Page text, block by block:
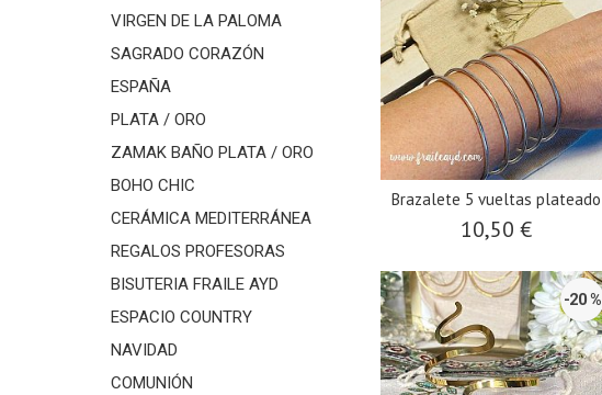
VIRGEN DE LA PALOMA
SAGRADO CORAZÓN
ESPAÑA
PLATA / ORO
ZAMAK BAÑO PLATA / ORO
BOHO CHIC
CERÁMICA MEDITERRÁNEA
REGALOS PROFESORAS
BISUTERIA FRAILE AYD
ESPACIO COUNTRY
NAVIDAD
COMUNIÓN
Brazalete 5 vueltas plateado
10,50 €
-20 %